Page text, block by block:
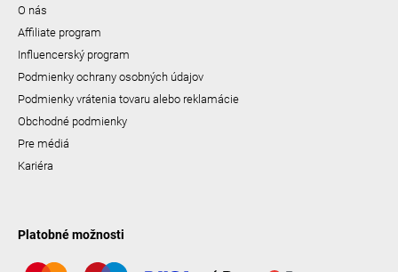
O nás
Affiliate program
Influencerský program
Podmienky ochrany osobných údajov
Podmienky vrátenia tovaru alebo reklamácie
Obchodné podmienky
Pre médiá
Kariéra
Platobné možnosti